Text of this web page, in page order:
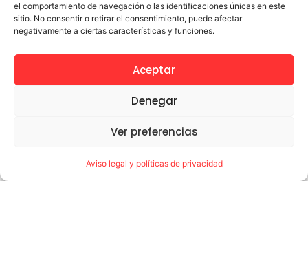
el comportamiento de navegación o las identificaciones únicas en este
sitio. No consentir o retirar el consentimiento, puede afectar
negativamente a ciertas características y funciones.
Aceptar
Denegar
Ver preferencias
Aviso legal y políticas de privacidad
Te puede interesar
Ayudas NEAE 26-27 paso a paso
Asociación Grupo POR su compromiso y
solidaridad